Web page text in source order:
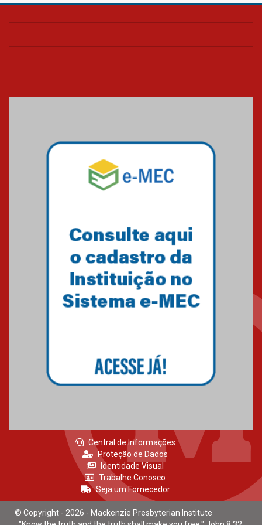
Central de Informações
Proteção de Dados
Identidade Visual
Trabalhe Conosco
Seja um Fornecedor
© Copyright - 2026 - Mackenzie Presbyterian Institute